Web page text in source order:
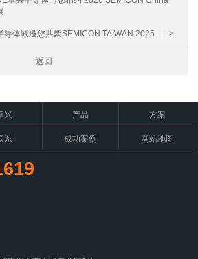
导体诚邀您共聚SEMICON TAIWAN 2025 >
返回
兴 产品 方案
系 成功案例 网站地图